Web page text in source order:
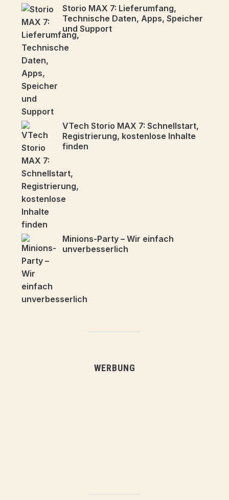
Storio MAX 7: Lieferumfang,
Technische Daten, Apps, Speicher
und Support
VTech Storio MAX 7: Schnellstart,
Registrierung, kostenlose Inhalte
finden
Minions-Party – Wir einfach
unverbesserlich
WERBUNG